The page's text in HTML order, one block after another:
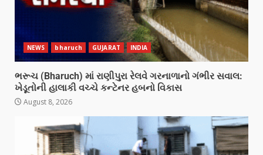
NEWS bharuch GUJARAT INDIA
ભરૂચ (Bharuch) માં રાણીપુરા રેલવે ગરનાળાનો ગંભીર સવાલ:
ખેડૂતોની હાલાકી વચ્ચે કન્ટેનર હબનો વિકાસ
August 8, 2026